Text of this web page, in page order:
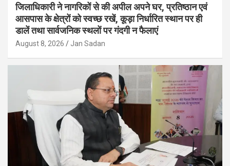
जिलाधिकारी ने नागरिकों से की अपील अपने घर, प्रतिष्ठान एवं
आसपास के क्षेत्रों को स्वच्छ रखें, कूड़ा निर्धारित स्थान पर ही
डालें तथा सार्वजनिक स्थलों पर गंदगी न फैलाएं
August 8, 2026 Jan Sadan